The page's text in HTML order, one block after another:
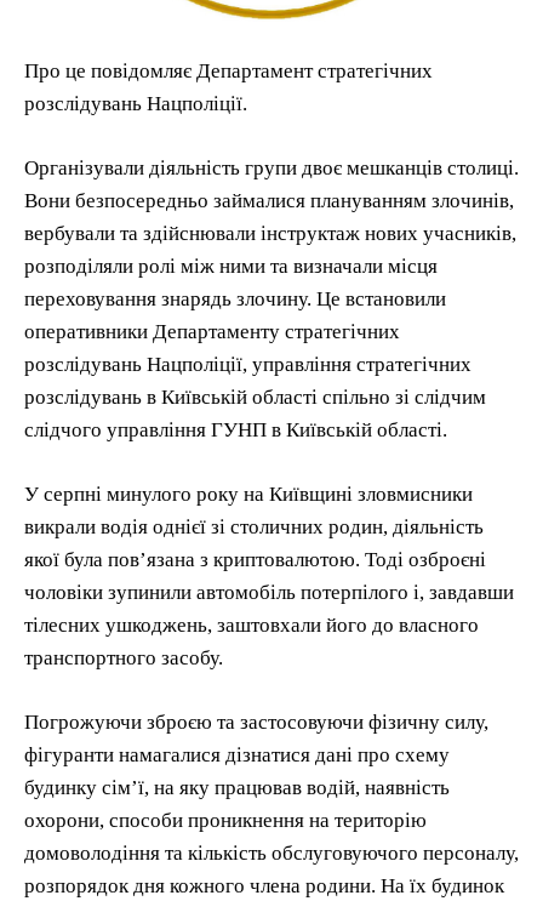
Про це повідомляє Департамент стратегічних
розслідувань Нацполіції.
Організували діяльність групи двоє мешканців столиці.
Вони безпосередньо займалися плануванням злочинів,
вербували та здійснювали інструктаж нових учасників,
розподіляли ролі між ними та визначали місця
переховування знарядь злочину. Це встановили
оперативники Департаменту стратегічних
розслідувань Нацполіції, управління стратегічних
розслідувань в Київській області спільно зі слідчим
слідчого управління ГУНП в Київській області.
У серпні минулого року на Київщині зловмисники
викрали водія однієї зі столичних родин, діяльність
якої була пов’язана з криптовалютою. Тоді озброєні
чоловіки зупинили автомобіль потерпілого і, завдавши
тілесних ушкоджень, заштовхали його до власного
транспортного засобу.
Погрожуючи зброєю та застосовуючи фізичну силу,
фігуранти намагалися дізнатися дані про схему
будинку сім’ї, на яку працював водій, наявність
охорони, способи проникнення на територію
домоволодіння та кількість обслуговуючого персоналу,
розпорядок дня кожного члена родини. На їх будинок